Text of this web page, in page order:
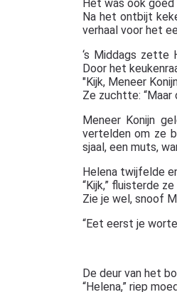
Het was ook goed
Na het ontbijt
verhaal voor het
‘s Middags zette
Door het
"Kijk, Meneer
Ze zuchtte: “Maar
Meneer Konijn
vertelden om ze
sjaal, een muts,
Helena twijfelde
“Kijk,” fluisterde
Zie je wel, snoof
“Eet eerst je
De deur van het
“Helena,” riep